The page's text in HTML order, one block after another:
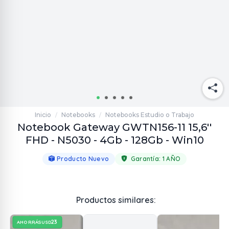
Inicio / Notebooks / Notebooks Estudio o Trabajo
Notebook Gateway GWTN156-11 15,6''
FHD - N5030 - 4Gb - 128Gb - Win10
Producto Nuevo Garantía: 1 AÑO
Productos similares:
AHORRÁSUSD23